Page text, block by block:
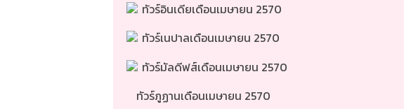
ทัวร์อินเดียเดือนเมษายน 2570
ทัวร์เนปาลเดือนเมษายน 2570
ทัวร์มัลดีฟส์เดือนเมษายน 2570
ทัวร์ภูฏานเดือนเมษายน 2570